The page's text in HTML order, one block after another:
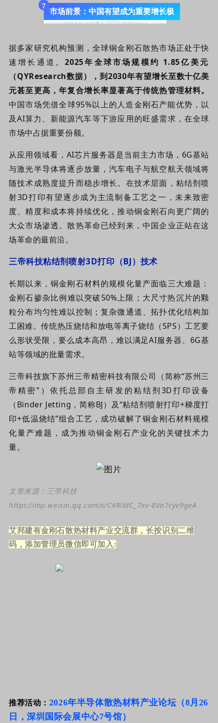
7
市场前景：中国有望成为重要增长极
据多家研究机构预测，全球铜金刚石散热市场正处于快
速增长通道。2025年全球市场规模约 ‌1.85亿美元‌
（QYResearch数据），到2030年有望增长至数十亿美
元甚至更高，年复合增长率显著高于传统热管理材料。
中国市场凭借全球95%以上的人造金刚石产能优势，以
及AI算力、新能源汽车等下游应用的旺盛需求，在全球
市场中占据重要份额。
从应用领域看，AI芯片服务器是当前主力市场，6G基站
与激光半导体将逐步放量，汽车电子与航空航天领域将
随技术成熟度提升而稳步增长。在技术层面，粘结剂喷
射3D打印有望逐步成为主流制备工艺之一，未来致密
度、精度和成本将持续优化，推动铜金刚石向更广阔的
大众市场渗透。散热革命已经到来，中国企业正站在这
场革命的最前沿。
三帝科技粘结剂喷射3D打印 （BJ）技术
长期以来，铜金刚石材料的规模化量产面临三大难题：
金刚石掺杂比例难以突破50%上限；大尺寸热沉片的颗
粒分布均匀性难以控制；复杂微通道、拓扑优化结构加
工困难。传统热压烧结和放电等离子烧结（SPS）工艺要
么形状受限，要么成本高昂，难以满足AI服务器、6G基
站等领域的批量需求。
三帝科技旗下苏州三帝精密科技有限公司（简称“苏州三
帝精密”）依托总部自主研发的粘结剂3D打印设备
（Binder Jetting，简称BJ） 及“粘结剂喷射打印+梯度打
印+低温烧结”组合工艺 ，成功破解了铜金刚石材料规模
化量产难题，成为推动铜金刚石产业化的关键技术力
量。
文章来源：三帝科技
https://mp.weixin.qq.com/s/C4RlMC_7xv-8Va7cyv9geA
艾邦建有金刚石散热材料产业交流群，长按识别二维
码，添加管理员微信即可加入:
推荐活动： 2026年半导体散热材料产业论坛（8月26
日，深圳国际会展中心7号馆）